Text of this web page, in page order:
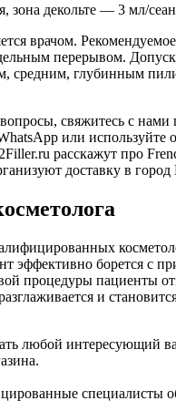
зона декольте — 3 мл/
врачом.
перерывом.
средним, глубинным
свяжитесь с нами
или используйте
расскажут про
доставку в город
эффективно борется с
процедуры пациенты
и
любой интересующий
специалисты